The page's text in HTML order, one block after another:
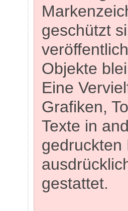
geschützt
Objekte
Eine
Grafiken,
Texte in
gedruckten
gestattet.